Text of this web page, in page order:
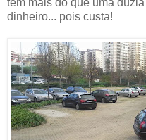
dinheiro... pois custa!